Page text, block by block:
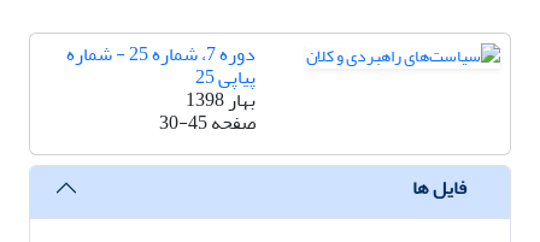
دوره 7، شماره 25 - شماره
پیاپی 25
بهار 1398
صفحه30-45
فایل ها